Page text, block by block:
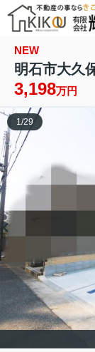
NEW
明石市大久
3,198万円
1/29